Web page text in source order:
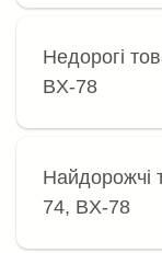
Недорогі
BX-78
Найдорожчі
74, BX-78